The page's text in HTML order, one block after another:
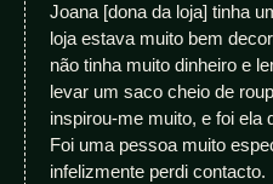
Joana [dona da loja] tinha
loja estava muito bem
não tinha muito dinheiro e
levar um saco cheio de
inspirou-me muito, e foi ela
Foi uma pessoa muito
infelizmente perdi contacto.